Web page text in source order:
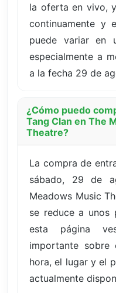
la oferta en vivo,
continuamente y
puede variar en
especialmente a
a la fecha 29 de
¿Cómo puedo
Tang Clan en The
Theatre?
La compra de
sábado, 29 de
Meadows Music
se reduce a unos
esta página
importante
hora, el lugar y el
actualmente